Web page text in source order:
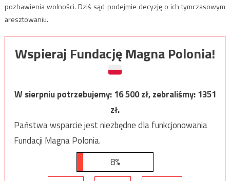
pozbawienia wolności. Dziś sąd podejmie decyzję o ich tymczasowym
aresztowaniu.
Wspieraj Fundację Magna Polonia!
W sierpniu potrzebujemy:16 500zł, zebraliśmy:1351
zł.
Państwa wsparcie jest niezbędne dla funkcjonowania
Fundacji Magna Polonia.
8%